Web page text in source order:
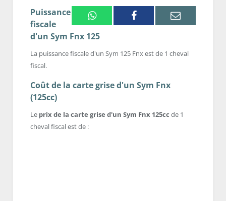
WhatsappFacebook Email
Puissance
fiscale
d'un Sym Fnx 125
La puissance fiscale d'un Sym 125 Fnx est de 1 cheval
fiscal.
Coût de la carte grise d'un Sym Fnx
(125cc)
Le prix de la carte grise d'un Sym Fnx 125cc de 1
cheval fiscal est de :